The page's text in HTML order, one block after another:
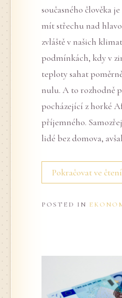
současného člověka
mít střechu nad
zvláště v našich
podmínkách, kdy v
teploty sahat
nulu. A to rozhodně
pocházející z horké
příjemného.
lidé bez domova,
Pokračovat ve čtení
POSTED IN